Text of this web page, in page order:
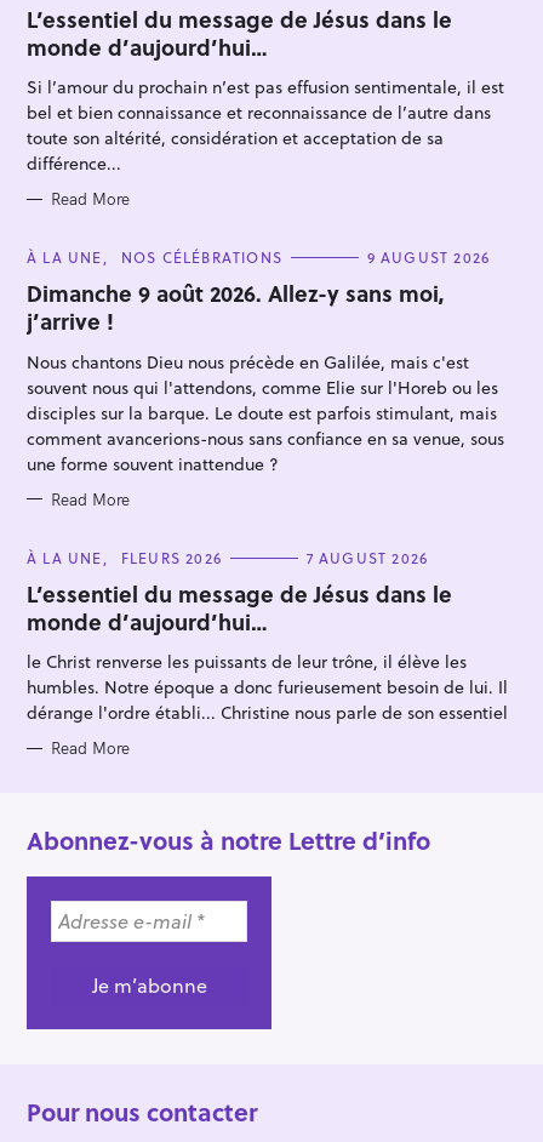
T
E
G
O
R
I
E
S
L’essentiel du message de Jésus dans le
monde d’aujourd’hui…
Si l’amour du prochain n’est pas effusion sentimentale, il est
bel et bien connaissance et reconnaissance de l’autre dans
toute son altérité, considération et acceptation de sa
différence...
Read More
C
T
E
G
O
I
E
S
À LA UNE NOS CÉLÉBRATIONS 9 AUGUST 2026
Dimanche 9 août 2026. Allez-y sans moi,
j’arrive !
Nous chantons Dieu nous précède en Galilée, mais c'est
souvent nous qui l'attendons, comme Elie sur l'Horeb ou les
disciples sur la barque. Le doute est parfois stimulant, mais
comment avancerions-nous sans confiance en sa venue, sous
une forme souvent inattendue ?
Read More
C
T
E
G
O
R
I
E
S
À LA UNE FLEURS 2026 7 AUGUST 2026
L’essentiel du message de Jésus dans le
monde d’aujourd’hui…
le Christ renverse les puissants de leur trône, il élève les
humbles. Notre époque a donc furieusement besoin de lui. Il
dérange l'ordre établi... Christine nous parle de son essentiel
Read More
Abonnez-vous à notre Lettre d’info
Pour nous contacter